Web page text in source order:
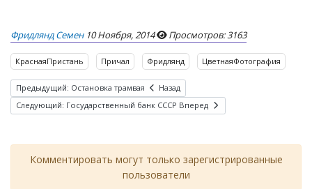
Фридлянд Семен 10 Ноября, 2014 Просмотров: 3163
КраснаяПристань Причал Фридлянд ЦветнаяФотография
Предыдущий: Остановка трамвая
Назад
Следующий: Государственный банк СССР Вперед
Комментировать могут только зарегистрированные
пользователи